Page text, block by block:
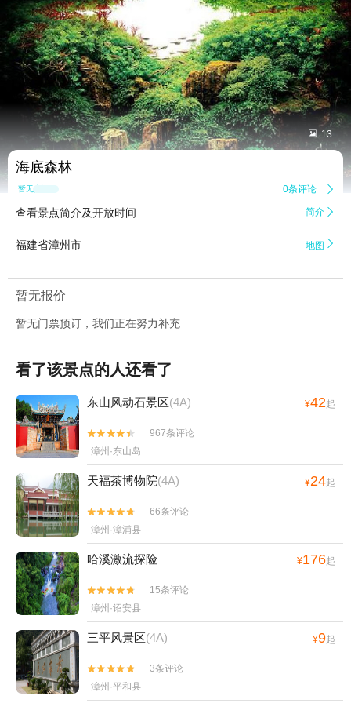
 13
海底森林
暂无点评 0条评论 
查看景点简介及开放时间 简介 
福建省漳州市 地图 
暂无报价
暂无门票预订，我们正在努力补充
看了该景点的人还看了
东山风动石景区(4A) ¥42起


967条评论
漳州·东山岛
天福茶博物院(4A) ¥24起


66条评论
漳州·漳浦县
哈溪激流探险 ¥176起


15条评论
漳州·诏安县
三平风景区(4A) ¥9起


3条评论
漳州·平和县
